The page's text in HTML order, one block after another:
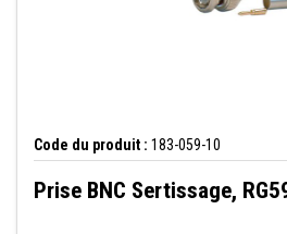
Code du produit : 183-059-10
Prise BNC Sertissage,